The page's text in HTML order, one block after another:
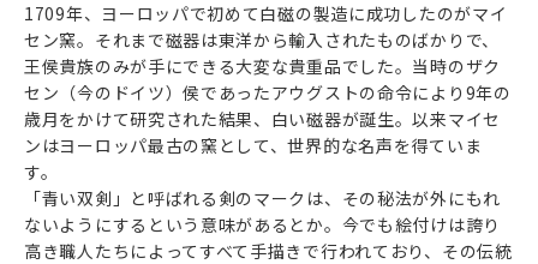
1709年、ヨーロッパで初めて白磁の製造に成功したのがマイ
セン窯。それまで磁器は東洋から輸入されたものばかりで、
王侯貴族のみが手にできる大変な貴重品でした。当時のザク
セン（今のドイツ）侯であったアウグストの命令により9年の
歳月をかけて研究された結果、白い磁器が誕生。以来マイセ
ンはヨーロッパ最古の窯として、世界的な名声を得ていま
す。
「青い双剣」と呼ばれる剣のマークは、その秘法が外にもれ
ないようにするという意味があるとか。今でも絵付けは誇り
高き職人たちによってすべて手描きで行われており、その伝統